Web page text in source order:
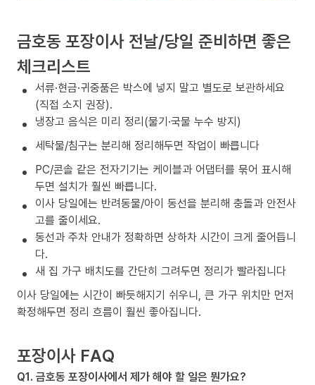
금호동 포장이사 전날/당일 준비하면 좋은
체크리스트
서류·현금·귀중품은 박스에 넣지 말고 별도로 보관하세요
(직접 소지 권장).
냉장고 음식은 미리 정리(물기·국물 누수 방지)
세탁물/침구는 분리해 정리해두면 작업이 빠릅니다
PC/콘솔 같은 전자기기는 케이블과 어댑터를 묶어 표시해
두면 설치가 훨씬 빠릅니다.
이사 당일에는 반려동물/아이 동선을 분리해 충돌과 안전사
고를 줄이세요.
동선과 주차 안내가 정확하면 상하차 시간이 크게 줄어듭니
다.
새 집 가구 배치도를 간단히 그려두면 정리가 빨라집니다
이사 당일에는 시간이 빠듯해지기 쉬우니, 큰 가구 위치만 먼저
확정해두면 정리 흐름이 훨씬 좋아집니다.
포장이사 FAQ
Q1. 금호동 포장이사에서 제가 해야 할 일은 뭔가요?